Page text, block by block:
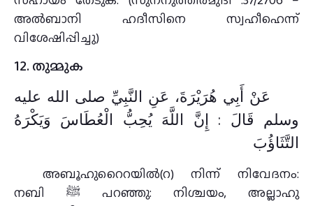
അല്‍ബാനി ഹദീസിനെ സ്വഹീഹെന്ന്
വിശേഷിപ്പിച്ചു)
12. തുമ്മുക
عَنْ أَبِي هُرَيْرَةَ، عَنِ النَّبِيِّ صلى الله عليه
وسلم قَالَ : إِنَّ اللَّهَ يُحِبُّ الْعُطَاسَ وَيَكْرَهُ
التَّثَاؤُبَ
അബൂഹുറൈറയില്‍(റ) നിന്ന് നിവേദനം:
നബി ﷺ പറഞ്ഞു: നിശ്ചയം, അല്ലാഹു